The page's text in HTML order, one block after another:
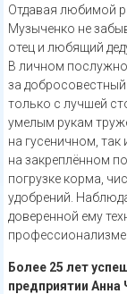
Отдавая любимой
Музыченко не
отец и любящий
В личном
за
только с лучшей
умелым рукам
на гусеничном,
на закреплённом
погрузке корма,
удобрений.
доверенной ему
профессионализме.
Более 25 лет
предприятии